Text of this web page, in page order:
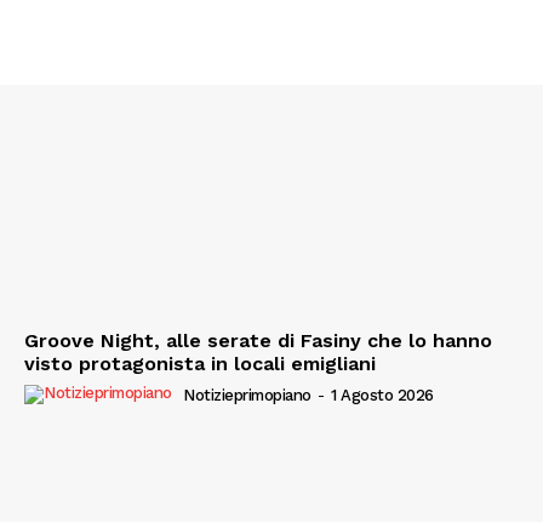
Groove Night, alle serate di Fasiny che lo hanno
visto protagonista in locali emigliani
Notizieprimopiano - 1 Agosto 2026